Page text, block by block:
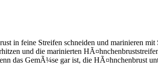
in feine Streifen schneiden und marinieren
und die marinierten
das GemÃ¼se gar ist, die HÃ¤hnchenbrust